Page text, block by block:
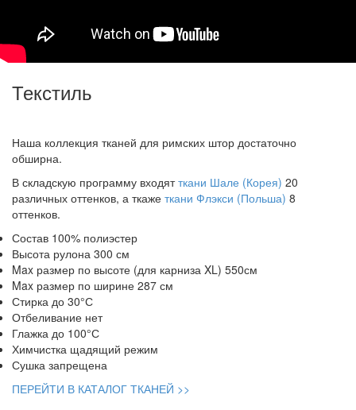
Текстиль
Наша коллекция тканей для римских штор достаточно
обширна.
В складскую программу входятткани Шале (Корея) 20
различных оттенков, а ткаже ткани Флэкси (Польша) 8
оттенков.
Состав 100% полиэстер
Высота рулона 300 см
Max размер по высоте (для карниза XL) 550см
Max размер по ширине 287 см
Стирка до 30°С
Отбеливание нет
Глажка до 100°С
Химчистка щадящий режим
Сушка запрещена
ПЕРЕЙТИ В КАТАЛОГ ТКАНЕЙ >>